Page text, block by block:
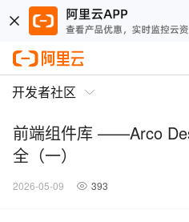
开发者社区
前端组件库 ——Arco
全（一）
2026-05-09 393